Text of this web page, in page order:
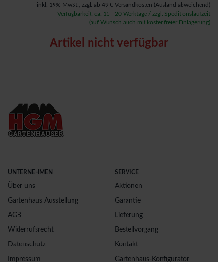
inkl. 19% MwSt., zzgl. ab 49 € Versandkosten (Ausland abweichend)
Verfügbarkeit: ca. 15 - 20 Werktage / zzgl. Speditionslaufzeit
(auf Wunsch auch mit kostenfreier Einlagerung)
Artikel nicht verfügbar
UNTERNEHMEN
Über uns
Gartenhaus Ausstellung
AGB
Widerrufsrecht
Datenschutz
Impressum
SERVICE
Aktionen
Garantie
Lieferung
Bestellvorgang
Kontakt
Gartenhaus-Konfigurator